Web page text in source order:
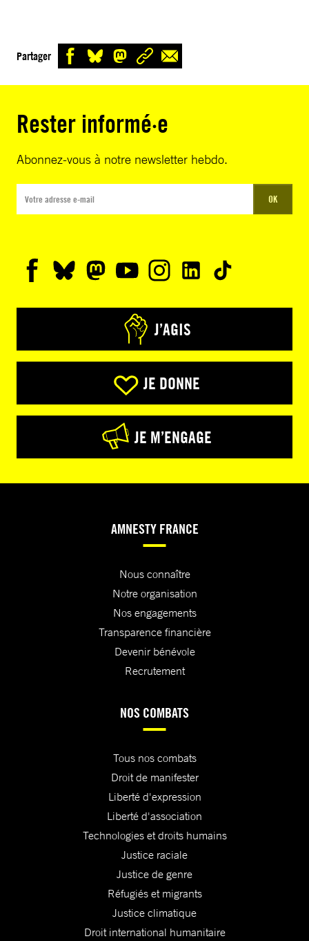
Partager
Rester informé·e
Abonnez-vous à notre newsletter hebdo.
OK
J’AGIS
JE DONNE
JE M’ENGAGE
AMNESTY FRANCE
Nous connaître
Notre organisation
Nos engagements
Transparence financière
Devenir bénévole
Recrutement
NOS COMBATS
Tous nos combats
Droit de manifester
Liberté d'expression
Liberté d'association
Technologies et droits humains
Justice raciale
Justice de genre
Réfugiés et migrants
Justice climatique
Droit international humanitaire